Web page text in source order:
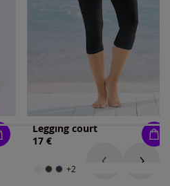
Legging court
17 €
+2